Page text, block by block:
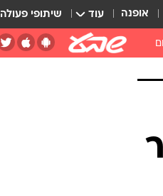
אופנה עוד שיתופי פעולה